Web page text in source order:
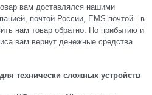
вам доставлялся нашими
почтой России, EMS почтой - в
нам товар обратно. По прибытию и
вам вернут денежные средства
технически сложных устройств